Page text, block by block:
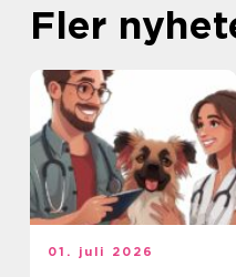
Fler
01. juli 2026